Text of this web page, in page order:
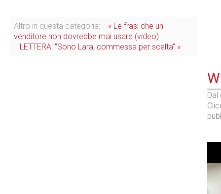
Altro in questa categoria:
« Le frasi che un
venditore non dovrebbe mai usare (video)
LETTERA: "Sono Lara, commessa per scelta" »